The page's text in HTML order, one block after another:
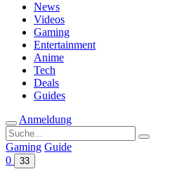
News
Videos
Gaming
Entertainment
Anime
Tech
Deals
Guides
Anmeldung
Suche
nach:
Gaming Guide
0
33